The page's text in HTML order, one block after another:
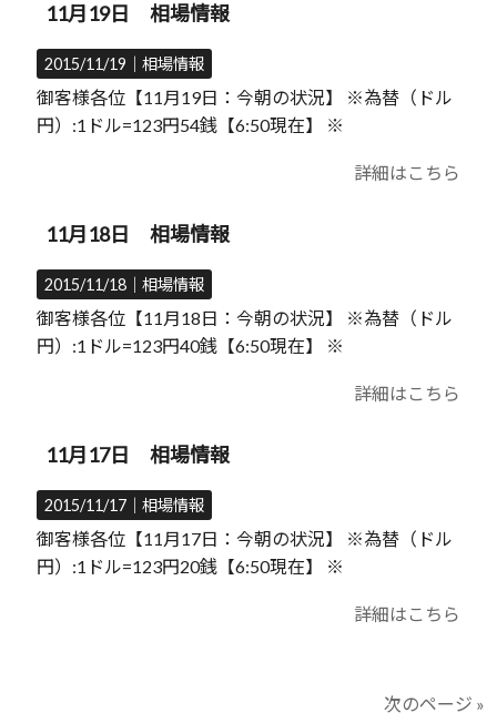
11月19日 相場情報
2015/11/19｜相場情報
御客様各位【11月19日：今朝の状況】 ※為替（ドル
円）:1ドル=123円54銭【6:50現在】 ※
詳細はこちら
11月18日 相場情報
2015/11/18｜相場情報
御客様各位【11月18日：今朝の状況】 ※為替（ドル
円）:1ドル=123円40銭【6:50現在】 ※
詳細はこちら
11月17日 相場情報
2015/11/17｜相場情報
御客様各位【11月17日：今朝の状況】 ※為替（ドル
円）:1ドル=123円20銭【6:50現在】 ※
詳細はこちら
次のページ »